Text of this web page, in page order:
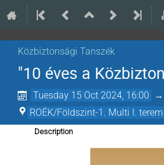
Közbiztonsági Tanszék
"10 éves a
Tuesday 15 Oct 2024, 16:00 →
ROÉK/Földszint-1. Multi I.
Description